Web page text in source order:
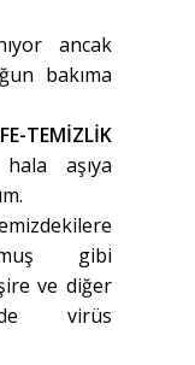
ancak
bakıma
TEMİZLİK
aşıya
gibi
ve diğer
virüs